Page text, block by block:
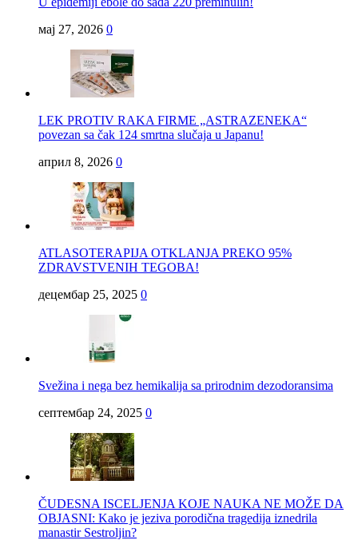
мај 27, 2026 0
LEK PROTIV RAKA FIRME „ASTRAZENEKA“
povezan sa čak 124 smrtna slučaja u Japanu!
април 8, 2026 0
ATLASOTERAPIJA OTKLANJA PREKO 95%
ZDRAVSTVENIH TEGOBA!
децембар 25, 2025 0
Svežina i nega bez hemikalija sa prirodnim dezodoransima
септембар 24, 2025 0
ČUDESNA ISCELJENJA KOJE NAUKA NE MOŽE DA
OBJASNI: Kako je jeziva porodična tragedija iznedrila
manastir Sestroljin?